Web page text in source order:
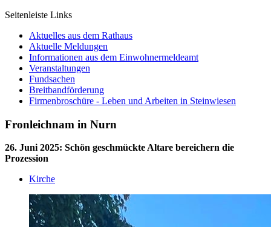
Seitenleiste Links
Aktuelles aus dem Rathaus
Aktuelle Meldungen
Informationen aus dem Einwohnermeldeamt
Veranstaltungen
Fundsachen
Breitbandförderung
Firmenbroschüre - Leben und Arbeiten in Steinwiesen
Fronleichnam in Nurn
26. Juni 2025: Schön geschmückte Altare bereichern die
Prozession
Kirche